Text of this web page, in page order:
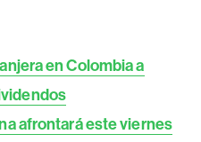
en Colombia a
afrontará este viernes